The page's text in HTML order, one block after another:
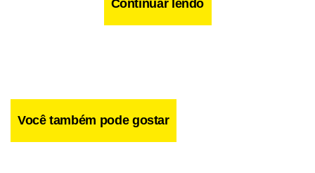
Continuar lendo
Você também pode gostar